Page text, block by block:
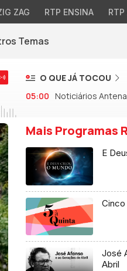
ZAG RTP ENSINA RTP
janela)
Temas
O QUE JÁ TOCOU
05:00 Noticiários
Mais Programas
E
Cinco
José
Abril